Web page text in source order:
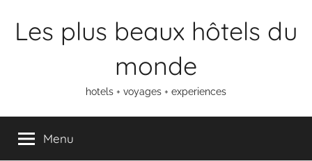
Les plus beaux hôtels du
monde
hotels + voyages + experiences
Menu